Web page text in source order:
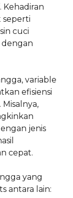
Kehadiran
seperti
cuci
dengan
variable
efisiensi
jenis
cepat.
yang
antara lain: